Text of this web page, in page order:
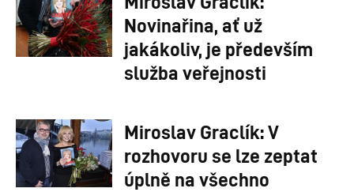
Novinařina, ať už
jakákoliv, je především
služba veřejnosti
Miroslav Graclík: V
rozhovoru se lze zeptat
úplně na všechno